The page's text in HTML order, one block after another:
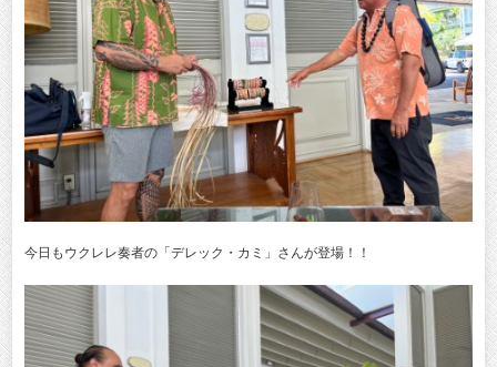
今日もウクレレ奏者の「デレック・カミ」さんが登場！！